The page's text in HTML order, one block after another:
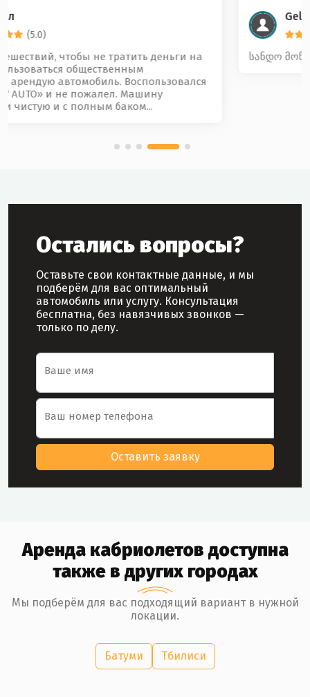
სანდო მოწესრიგებული და კარგი კოლექტივი 🤝
Остались вопросы?
Оставьте свои контактные данные, и мы
подберём для вас оптимальный
автомобиль или услугу. Консультация
бесплатна, без навязчивых звонков —
только по делу.
Форма заявки на аренду автомобиля
Ваше имя
Ваш номер телефона
Оставить заявку
Аренда кабриолетов доступна
также в других городах
Мы подберём для вас подходящий вариант в нужной
локации.
Батуми Тбилиси